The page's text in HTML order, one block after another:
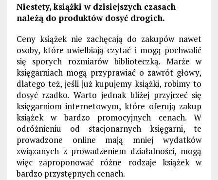
Niestety, książki w dzisiejszych czasach
należą do produktów dosyć drogich.
Ceny książek nie zachęcają do zakupów nawet
osoby, które uwielbiają czytać i mogą pochwalić
się sporych rozmiarów biblioteczką. Marże w
księgarniach mogą przyprawiać o zawrót głowy,
dlatego też, jeśli już kupujemy książki, robimy to
dosyć rzadko. Warto jednak bliżej przyjrzeć się
księgarniom internetowym, które oferują zakup
książek w bardzo promocyjnych cenach. W
odróżnieniu od stacjonarnych księgarni, te
prowadzone online mają mniej wydatków
związanych z prowadzeniem działalności, mogą
więc zaproponować różne rodzaje książek w
bardzo przystępnych cenach.